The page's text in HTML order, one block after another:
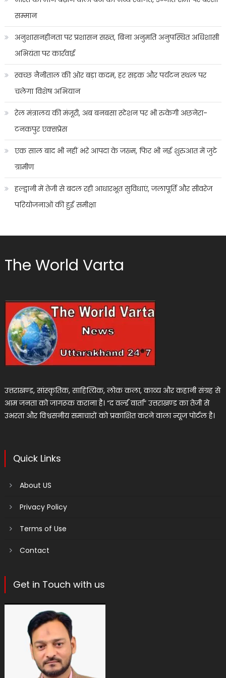
सम्मान
अनुशासनहीनता पर प्रशासन सख्त, बिना अनुमति अनुपस्थित अधिशासी
अभियंता पर कार्रवाई
स्वच्छ नैनीताल की ओर बड़ा कदम, हर सड़क और पर्यटन स्थल पर
चलेगा विशेष अभियान
रेल मंत्रालय की मंजूरी, अब बनबसा स्टेशन पर भी रुकेगी अछनेरा-
टनकपुर एक्सप्रेस
एक साल बाद भी नहीं भरे आपदा के जख्म, फिर भी नई शुरुआत में जुटे
ग्रामीण
हल्द्वानी में तेजी से बदल रही आधारभूत सुविधाएं, जलापूर्ति और सीवरेज
परियोजनाओं की हुई समीक्षा
The World Varta
उत्तराखण्ड, सांस्कृतिक, साहित्यिक, लोक कला, काव्य और कहानी संग्रह से
आम जनता को जागरूक कराना है। “द वर्ल्ड वार्ता” उत्तराखण्ड का तेजी से
उभरता और विश्वसनीय समाचारों को प्रकाशित करने वाला न्यूज पोर्टल है।
Quick Links
About US
Privacy Policy
Terms of Use
Contact
Get in Touch with us